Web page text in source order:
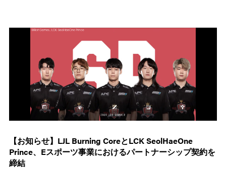
【お知らせ】LJL Burning CoreとLCK SeolHaeOne
Prince、Eスポーツ事業におけるパートナーシップ契約を
締結